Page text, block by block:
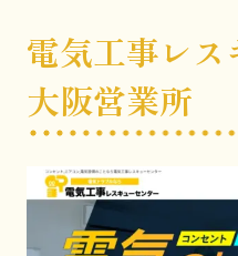
電気工事レ
大阪営業所